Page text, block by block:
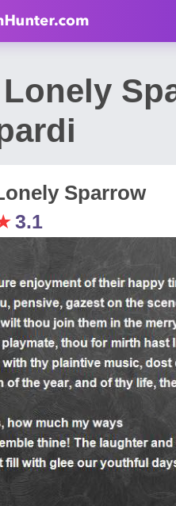
Sparrow
3.1